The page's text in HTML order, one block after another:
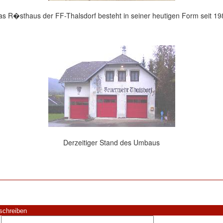
R�sthaus der FF-Thalsdorf besteht in seiner heutigen Form seit
Derzeitiger Stand des Umbaus